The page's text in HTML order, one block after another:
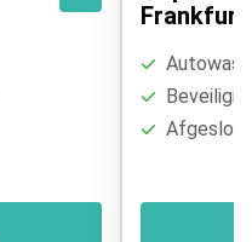
Frankfurt